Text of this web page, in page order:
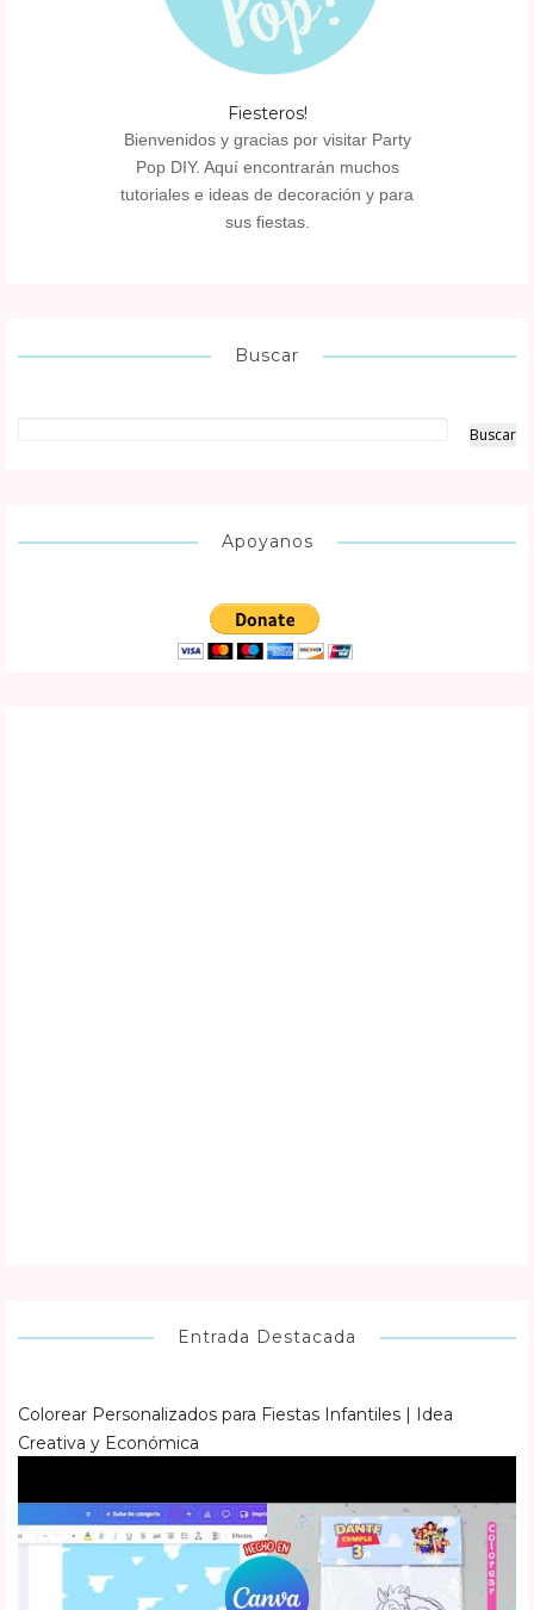
Fiesteros!
Bienvenidos y gracias por visitar Party
Pop DIY. Aquí encontrarán muchos
tutoriales e ideas de decoración y para
sus fiestas.
Buscar
Apoyanos
Entrada Destacada
Colorear Personalizados para Fiestas Infantiles | Idea
Creativa y Económica